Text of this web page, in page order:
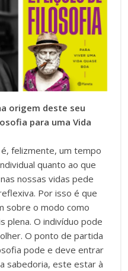
origem deste seu
para uma Vida
felizmente, um tempo
quanto ao que
nossas vidas pede
Por isso é que
sobre o modo como
plena. O indivíduo pode
O ponto de partida
pode e deve entrar
sabedoria, este estar à